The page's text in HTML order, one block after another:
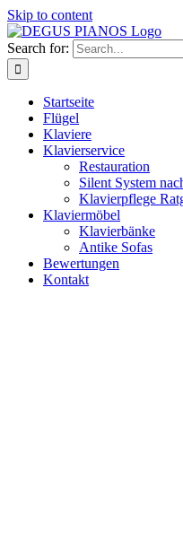
Skip to content
Search for:
Startseite
Flügel
Klaviere
Klavierservice
Restauration
Silent System
Klavierpflege
Klaviermöbel
Klavierbänke
Antike Sofas
Bewertungen
Kontakt